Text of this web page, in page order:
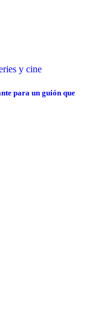
y cine
para un guión que